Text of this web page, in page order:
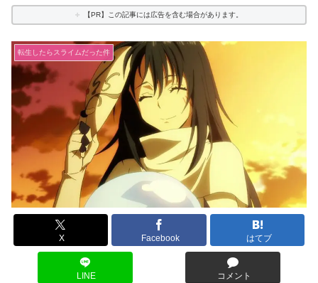
【PR】この記事には広告を含む場合があります。
転生したらスライムだった件
X Facebook はてブ
LINE コメント